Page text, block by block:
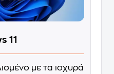
11
με τα ισχυρά